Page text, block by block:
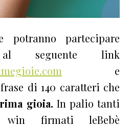
potranno partecipare
al seguente link
e
di 140 caratteri che
gioia. In palio tanti
firmati leBebè